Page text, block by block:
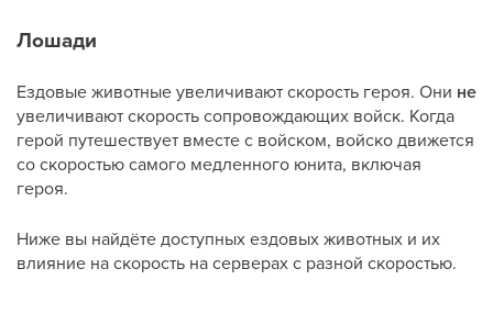
Лошади
Ездовые животные увеличивают скорость героя. Они не
увеличивают скорость сопровождающих войск. Когда
герой путешествует вместе с войском, войско движется
со скоростью самого медленного юнита, включая
героя.
Ниже вы найдёте доступных ездовых животных и их
влияние на скорость на серверах с разной скоростью.